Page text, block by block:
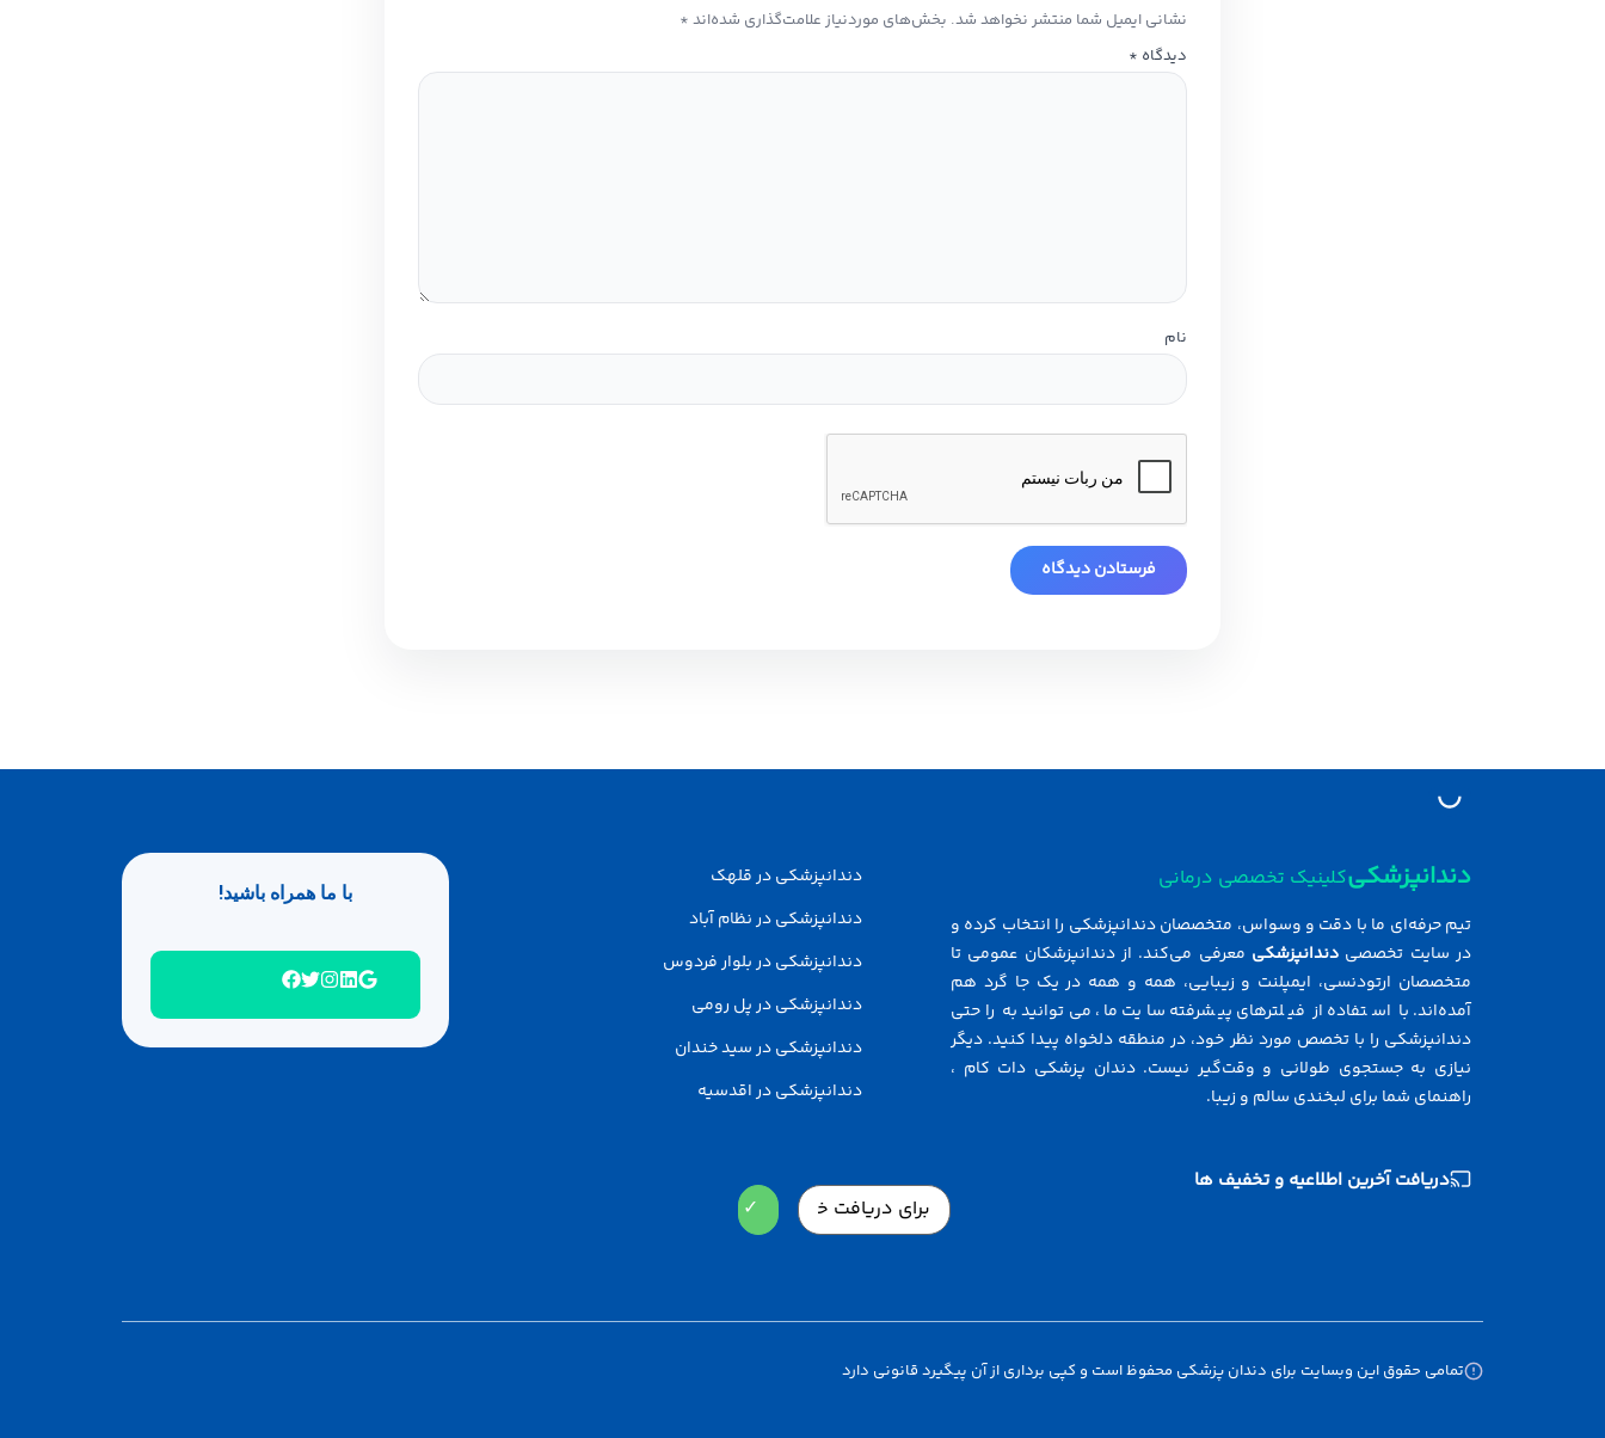
نشانی ایمیل شما منتشر نخواهد شد. بخش‌های موردنیاز علامت‌گذاری شده‌اند *
دیدگاه *
نام
دندانپزشکیکلینیک تخصصی درمانی
تیم حرفه‌ای ما با دقت و وسواس، متخصصان دندانپزشکی را انتخاب کرده و
در سایت تخصصی دندانپزشکی معرفی می‌کند. از دندانپزشکان عمومی تا
متخصصان ارتودنسی، ایمپلنت و زیبایی، همه و همه در یک جا گرد هم
آمده‌اند. با استفاده از فیلترهای پیشرفته سایت ما، می‌توانید به راحتی
دندانپزشکی را با تخصص مورد نظر خود، در منطقه دلخواه پیدا کنید. دیگر
نیازی به جستجوی طولانی و وقت‌گیر نیست. دندان پزشکی دات کام ،
راهنمای شما برای لبخندی سالم و زیبا.
دریافت آخرین اطلاعیه و تخفیف ها Email
دندانپزشکی در قلهک
دندانپزشکی در نظام آباد
دندانپزشکی در بلوار فردوس
دندانپزشکی در پل رومی
دندانپزشکی در سید خندان
دندانپزشکی در اقدسیه
با ما همراه باشید!
تمامی حقوق این وبسایت برای دندان پزشکی محفوظ است و کپی برداری از آن پیگیرد قانونی دارد